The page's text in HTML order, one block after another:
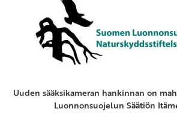
Uuden sääksikameran hankinnan on
Luonnonsuojelun Säätiön